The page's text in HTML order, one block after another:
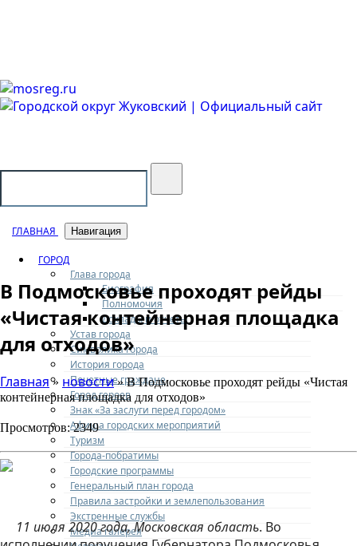
ГЛАВНАЯ Навигация
ГОРОД
Глава города
Биография
Полномочия
Доклады и отчеты
Устав города
Символика города
История города
Почетные граждане
Город героев
Знак «За заслуги перед городом»
Афиша городских мероприятий
Туризм
Города-побратимы
Городские программы
Генеральный план города
Правила застройки и землепользования
Экстренные службы
Медиа галерея
В Подмосковье проходят рейды
«Чистая контейнерная площадка
для отходов»
Главная» новости» В Подмосковье проходят рейды «Чистая
контейнерная площадка для отходов»
Просмотров: 2349
11 июля 2020 года, Московская область. Во